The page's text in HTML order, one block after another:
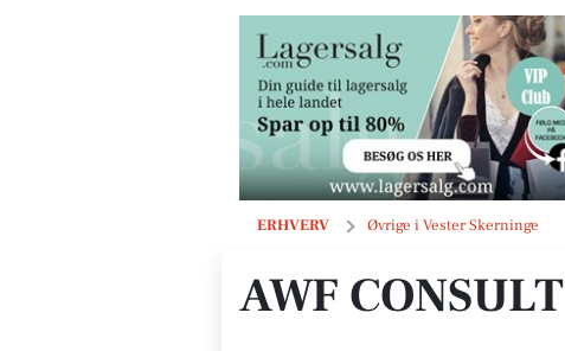
ERHVERV Øvrige i Vester Skerninge
AWF Consult
AWF CONSULT